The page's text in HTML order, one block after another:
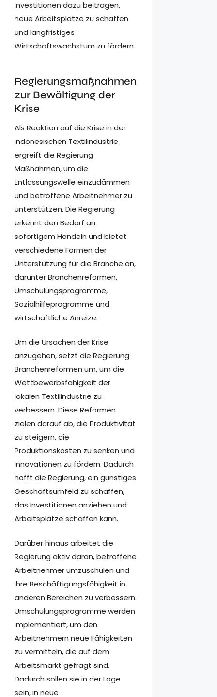
Investitionen dazu beitragen,
neue Arbeitsplätze zu schaffen
und langfristiges
Wirtschaftswachstum zu fördern.
Regierungsmaßnahmen
zur Bewältigung der
Krise
Als Reaktion auf die Krise in der
indonesischen Textilindustrie
ergreift die Regierung
Maßnahmen, um die
Entlassungswelle einzudämmen
und betroffene Arbeitnehmer zu
unterstützen. Die Regierung
erkennt den Bedarf an
sofortigem Handeln und bietet
verschiedene Formen der
Unterstützung für die Branche an,
darunter Branchenreformen,
Umschulungsprogramme,
Sozialhilfeprogramme und
wirtschaftliche Anreize.
Um die Ursachen der Krise
anzugehen, setzt die Regierung
Branchenreformen um, um die
Wettbewerbsfähigkeit der
lokalen Textilindustrie zu
verbessern. Diese Reformen
zielen darauf ab, die Produktivität
zu steigern, die
Produktionskosten zu senken und
Innovationen zu fördern. Dadurch
hofft die Regierung, ein günstiges
Geschäftsumfeld zu schaffen,
das Investitionen anziehen und
Arbeitsplätze schaffen kann.
Darüber hinaus arbeitet die
Regierung aktiv daran, betroffene
Arbeitnehmer umzuschulen und
ihre Beschäftigungsfähigkeit in
anderen Bereichen zu verbessern.
Umschulungsprogramme werden
implementiert, um den
Arbeitnehmern neue Fähigkeiten
zu vermitteln, die auf dem
Arbeitsmarkt gefragt sind.
Dadurch sollen sie in der Lage
sein, in neue